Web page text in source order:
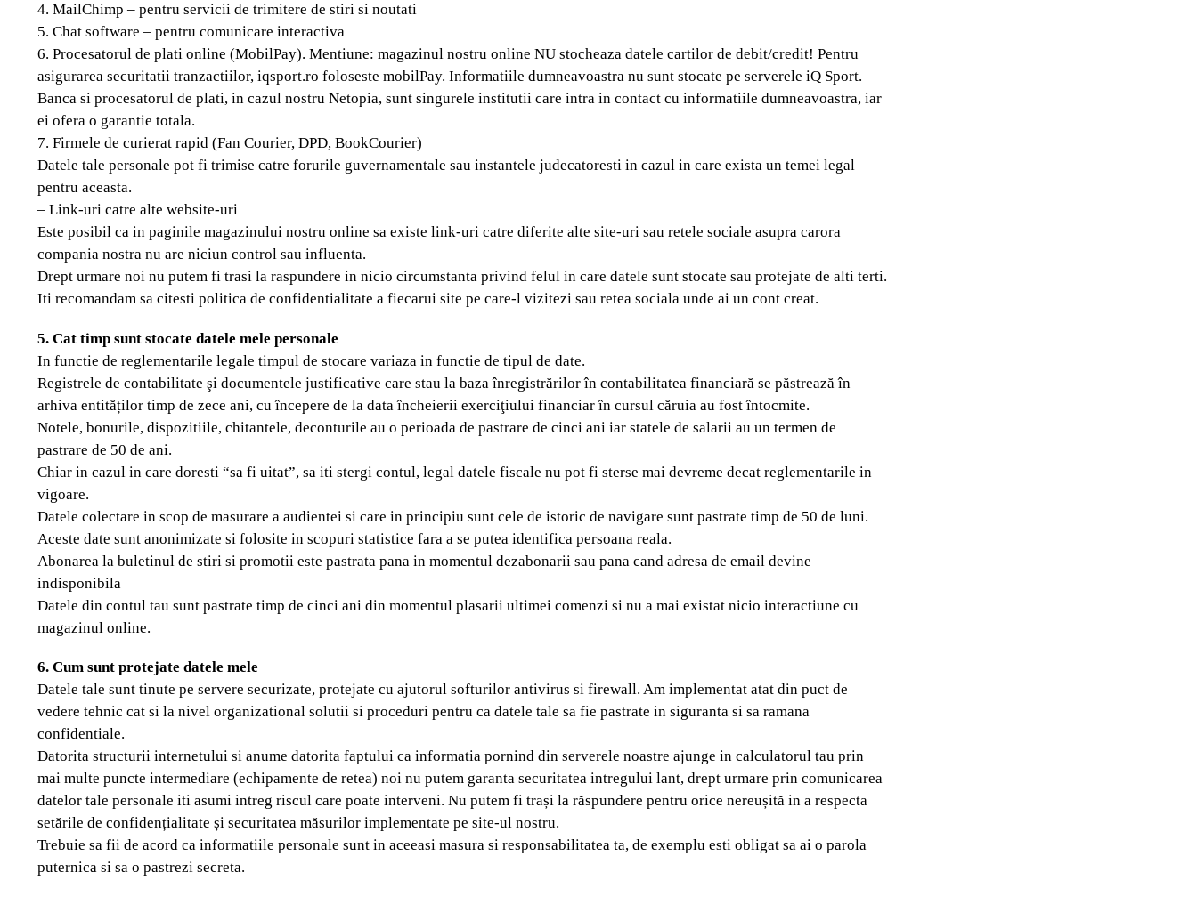
4. MailChimp – pentru servicii de trimitere de stiri si noutati
5. Chat software – pentru comunicare interactiva
6. Procesatorul de plati online (MobilPay). Mentiune: magazinul nostru online NU stocheaza datele cartilor de debit/credit! Pentru
asigurarea securitatii tranzactiilor, iqsport.ro foloseste mobilPay. Informatiile dumneavoastra nu sunt stocate pe serverele iQ Sport.
Banca si procesatorul de plati, in cazul nostru Netopia, sunt singurele institutii care intra in contact cu informatiile dumneavoastra, iar
ei ofera o garantie totala.
7. Firmele de curierat rapid (Fan Courier, DPD, BookCourier)
Datele tale personale pot fi trimise catre forurile guvernamentale sau instantele judecatoresti in cazul in care exista un temei legal
pentru aceasta.
– Link-uri catre alte website-uri
Este posibil ca in paginile magazinului nostru online sa existe link-uri catre diferite alte site-uri sau retele sociale asupra carora
compania nostra nu are niciun control sau influenta.
Drept urmare noi nu putem fi trasi la raspundere in nicio circumstanta privind felul in care datele sunt stocate sau protejate de alti terti.
Iti recomandam sa citesti politica de confidentialitate a fiecarui site pe care-l vizitezi sau retea sociala unde ai un cont creat.
5. Cat timp sunt stocate datele mele personale
In functie de reglementarile legale timpul de stocare variaza in functie de tipul de date.
Registrele de contabilitate şi documentele justificative care stau la baza înregistrărilor în contabilitatea financiară se păstrează în
arhiva entităților timp de zece ani, cu începere de la data încheierii exerciţiului financiar în cursul căruia au fost întocmite.
Notele, bonurile, dispozitiile, chitantele, deconturile au o perioada de pastrare de cinci ani iar statele de salarii au un termen de
pastrare de 50 de ani.
Chiar in cazul in care doresti “sa fi uitat”, sa iti stergi contul, legal datele fiscale nu pot fi sterse mai devreme decat reglementarile in
vigoare.
Datele colectare in scop de masurare a audientei si care in principiu sunt cele de istoric de navigare sunt pastrate timp de 50 de luni.
Aceste date sunt anonimizate si folosite in scopuri statistice fara a se putea identifica persoana reala.
Abonarea la buletinul de stiri si promotii este pastrata pana in momentul dezabonarii sau pana cand adresa de email devine
indisponibila
Datele din contul tau sunt pastrate timp de cinci ani din momentul plasarii ultimei comenzi si nu a mai existat nicio interactiune cu
magazinul online.
6. Cum sunt protejate datele mele
Datele tale sunt tinute pe servere securizate, protejate cu ajutorul softurilor antivirus si firewall. Am implementat atat din puct de
vedere tehnic cat si la nivel organizational solutii si proceduri pentru ca datele tale sa fie pastrate in siguranta si sa ramana
confidentiale.
Datorita structurii internetului si anume datorita faptului ca informatia pornind din serverele noastre ajunge in calculatorul tau prin
mai multe puncte intermediare (echipamente de retea) noi nu putem garanta securitatea intregului lant, drept urmare prin comunicarea
datelor tale personale iti asumi intreg riscul care poate interveni. Nu putem fi trași la răspundere pentru orice nereușită in a respecta
setările de confidențialitate și securitatea măsurilor implementate pe site-ul nostru.
Trebuie sa fii de acord ca informatiile personale sunt in aceeasi masura si responsabilitatea ta, de exemplu esti obligat sa ai o parola
puternica si sa o pastrezi secreta.